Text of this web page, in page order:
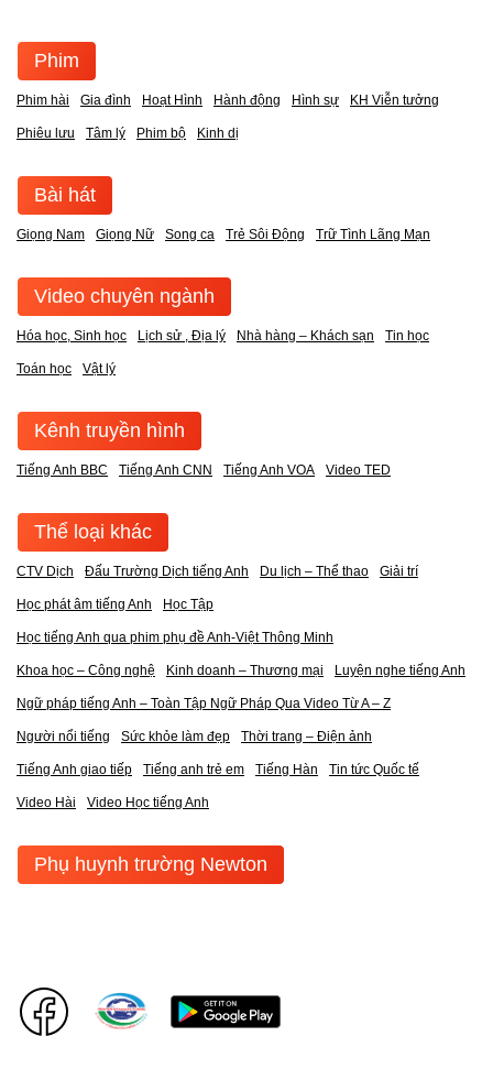
Phim
Phim hài Gia đình Hoạt Hình Hành động Hình sự KH Viễn tưởng
Phiêu lưu Tâm lý Phim bộ Kinh dị
Bài hát
Giọng Nam Giọng Nữ Song ca Trẻ Sôi Động Trữ Tình Lãng Mạn
Video chuyên ngành
Hóa học, Sinh học Lịch sử , Địa lý Nhà hàng – Khách sạn Tin học
Toán học Vật lý
Kênh truyền hình
Tiếng Anh BBC Tiếng Anh CNN Tiếng Anh VOA Video TED
Thể loại khác
CTV Dịch Đấu Trường Dịch tiếng Anh Du lịch – Thể thao Giải trí
Học phát âm tiếng Anh Học Tập
Học tiếng Anh qua phim phụ đề Anh-Việt Thông Minh
Khoa học – Công nghệ Kinh doanh – Thương mại Luyện nghe tiếng Anh
Ngữ pháp tiếng Anh – Toàn Tập Ngữ Pháp Qua Video Từ A – Z
Người nổi tiếng Sức khỏe làm đẹp Thời trang – Điện ảnh
Tiếng Anh giao tiếp Tiếng anh trẻ em Tiếng Hàn Tin tức Quốc tế
Video Hài Video Học tiếng Anh
Phụ huynh trường Newton